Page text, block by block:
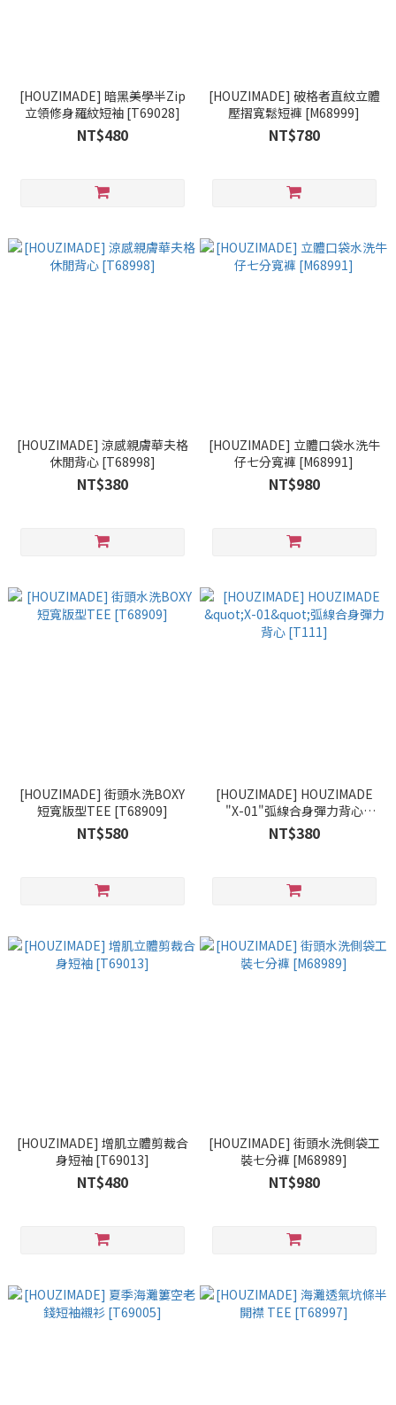
[HOUZIMADE] 暗黑美學半Zip
立領修身羅紋短袖 [T69028]
NT$480
[HOUZIMADE] 破格者直紋立體
壓摺寬鬆短褲 [M68999]
NT$780
[HOUZIMADE] 涼感親膚華夫格
休閒背心 [T68998]
NT$380
[HOUZIMADE] 立體口袋水洗牛
仔七分寬褲 [M68991]
NT$980
[HOUZIMADE] 街頭水洗BOXY
短寬版型TEE [T68909]
NT$580
[HOUZIMADE] HOUZIMADE
"X-01"弧線合身彈力背心
[T111]
NT$380
[HOUZIMADE] 增肌立體剪裁合
身短袖 [T69013]
NT$480
[HOUZIMADE] 街頭水洗側袋工
裝七分褲 [M68989]
NT$980